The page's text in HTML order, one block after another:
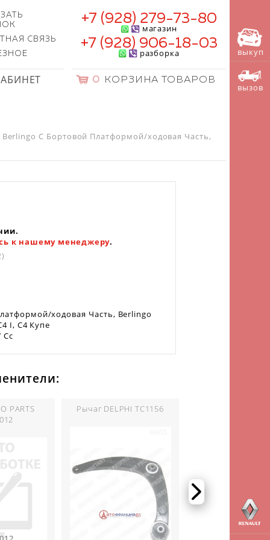
СВЯЗЬ
+7 (928) 279-73-80
магазин
+7 (928) 906-18-03
разборка
0 КОРЗИНА ТОВАРОВ
Berlingo C Бортовой Платформой/ходовая Часть,
к нашему менеджеру.
ходовая Часть, Berlingo
I, C4 Купе
PARTS
Рычаг DELPHI TC1156
выкуп
вызов